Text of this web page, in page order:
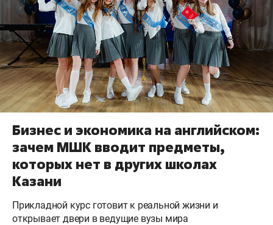
Бизнес и экономика на английском:
зачем МШК вводит предметы,
которых нет в других школах
Казани
Прикладной курс готовит к реальной жизни и
открывает двери в ведущие вузы мира